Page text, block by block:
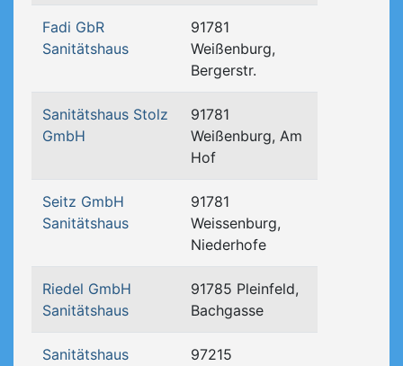
Fadi GbR
Sanitätshaus
91781
Weißenburg,
Bergerstr.
Sanitätshaus Stolz
GmbH
91781
Weißenburg, Am
Hof
Seitz GmbH
Sanitätshaus
91781
Weissenburg,
Niederhofe
Riedel GmbH
Sanitätshaus
91785 Pleinfeld,
Bachgasse
Sanitätshaus
97215